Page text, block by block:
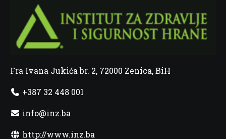
Fra Ivana Jukića br. 2, 72000 Zenica, BiH
+387 32 448 001
info@inz.ba
http://www.inz.ba